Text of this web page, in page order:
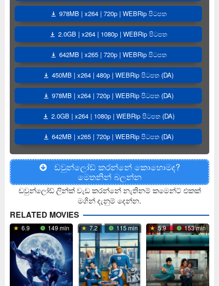
978MB | x264 | 720p | WEBRip පිටපත
2.0GB | x264 | 1080p | WEBRip පිටපත
642MB | x265 | 720p | WEBRip පිටපත
450MB | x264 | 480p | WEBRip පිටපත (DA)
978MB | x264 | 720p | WEBRip පිටපත (DA)
2.0GB | x264 | 1080p | WEBRip පිටපත (DA)
642MB | x265 | 720p | WEBRip පිටපත (DA)
ඩවුන්ලෝඩ් කරන්නේ කොහොමද?
මෙතනින් බලන්න
ඩවුන්ලෝඩ් ලින්ක් වැඩ කරන්නේ නැතිනම් කමෙන්ට් එකක්
මගින් දැනුම් දෙන්න.
RELATED MOVIES
6.9 149 min 7.2 115 min 5.9 153 min